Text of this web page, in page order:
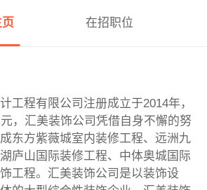
在招职位
工程有限公司注册成立于2014年，
，汇美装饰公司凭借自身不懈的努
东方紫薇城室内装修工程、远洲九
庐山国际装修工程、中体奥城国际
工程。汇美装饰公司是以装饰设